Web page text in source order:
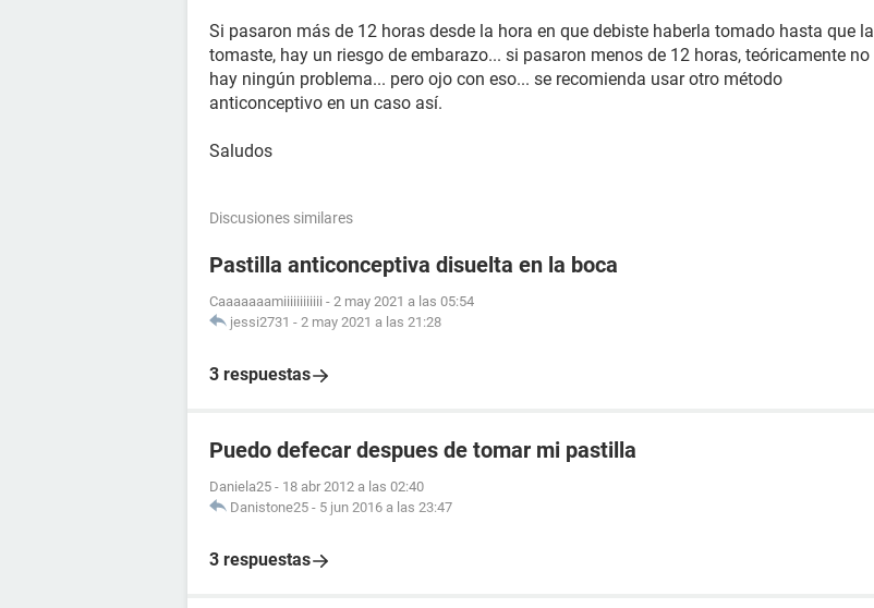
Si pasaron más de 12 horas desde la hora en que debiste haberla tomado hasta que la
tomaste, hay un riesgo de embarazo... si pasaron menos de 12 horas, teóricamente no
hay ningún problema... pero ojo con eso... se recomienda usar otro método
anticonceptivo en un caso así.
Saludos
Discusiones similares
Pastilla anticonceptiva disuelta en la boca
Caaaaaaamiiiiiiiiiiii - 2 may 2021 a las 05:54
jessi2731 - 2 may 2021 a las 21:28
3 respuestas
Puedo defecar despues de tomar mi pastilla
Daniela25 - 18 abr 2012 a las 02:40
Danistone25 - 5 jun 2016 a las 23:47
3 respuestas